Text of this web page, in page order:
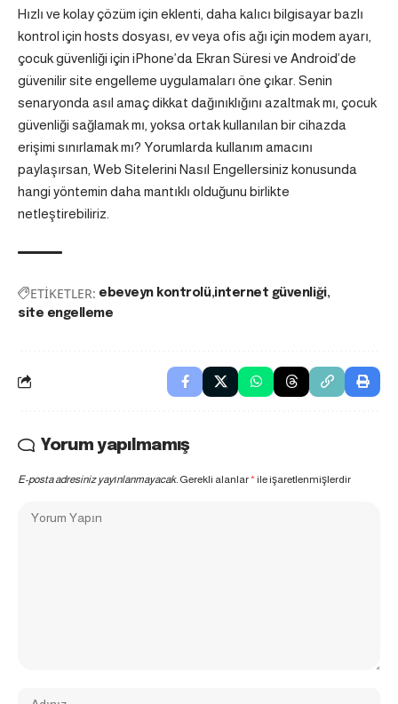
Hızlı ve kolay çözüm için eklenti, daha kalıcı bilgisayar bazlı
kontrol için hosts dosyası, ev veya ofis ağı için modem ayarı,
çocuk güvenliği için iPhone’da Ekran Süresi ve Android’de
güvenilir site engelleme uygulamaları öne çıkar. Senin
senaryonda asıl amaç dikkat dağınıklığını azaltmak mı, çocuk
güvenliği sağlamak mı, yoksa ortak kullanılan bir cihazda
erişimi sınırlamak mı? Yorumlarda kullanım amacını
paylaşırsan, Web Sitelerini Nasıl Engellersiniz konusunda
hangi yöntemin daha mantıklı olduğunu birlikte
netleştirebiliriz.
ETİKETLER: ebeveyn kontrolü internet güvenliği
site engelleme
Yorum yapılmamış
E-posta adresiniz yayınlanmayacak. Gerekli alanlar*ile işaretlenmişlerdir